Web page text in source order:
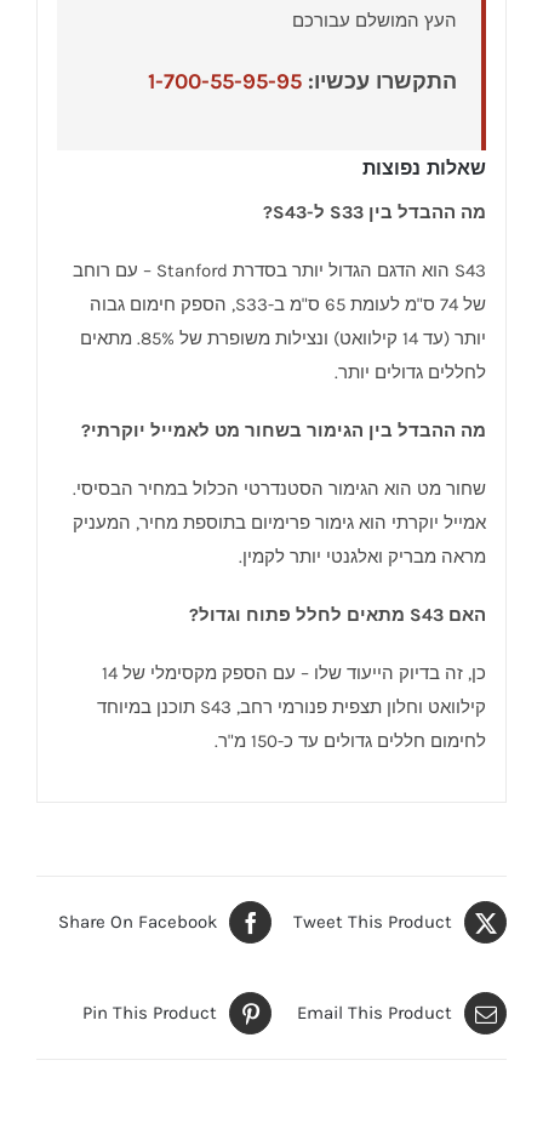
העץ המושלם עבורכם
התקשרו עכשיו: 1-700-55-95-95
שאלות נפוצות
מה ההבדל בין S33 ל-S43?
S43 הוא הדגם הגדול יותר בסדרת Stanford – עם רוחב
של 74 ס"מ לעומת 65 ס"מ ב-S33, הספק חימום גבוה
יותר (עד 14 קילוואט) ונצילות משופרת של 85%. מתאים
לחללים גדולים יותר.
מה ההבדל בין הגימור בשחור מט לאמייל יוקרתי?
שחור מט הוא הגימור הסטנדרטי הכלול במחיר הבסיסי.
אמייל יוקרתי הוא גימור פרימיום בתוספת מחיר, המעניק
מראה מבריק ואלגנטי יותר לקמין.
האם S43 מתאים לחלל פתוח וגדול?
כן, זה בדיוק הייעוד שלו – עם הספק מקסימלי של 14
קילוואט וחלון תצפית פנורמי רחב, S43 תוכנן במיוחד
לחימום חללים גדולים עד כ-150 מ"ר.
Share On Facebook Tweet This Product
Pin This Product Email This Product